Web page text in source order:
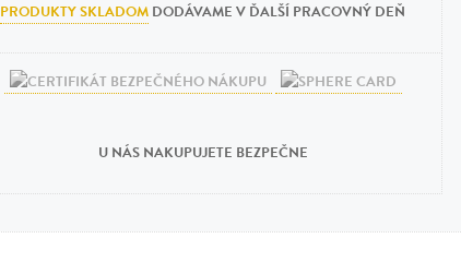
PRODUKTY SKLADOM DODÁVAME V ĎALŠÍ PRACOVNÝ DEŇ
U NÁS NAKUPUJETE BEZPEČNE